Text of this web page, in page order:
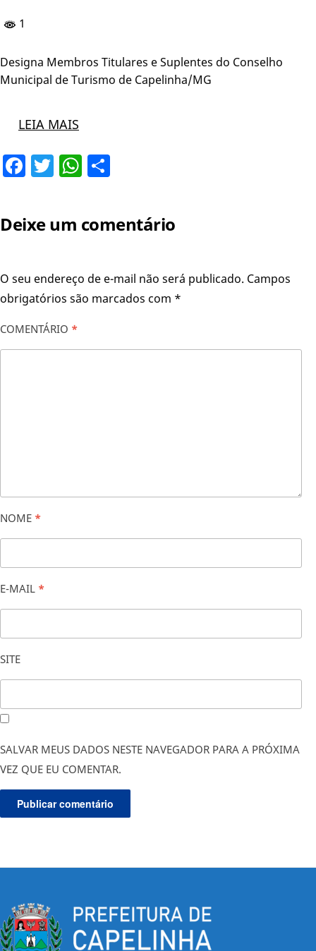
1
Designa Membros Titulares e Suplentes do Conselho
Municipal de Turismo de Capelinha/MG
LEIA MAIS
Facebook
TwitterWhatsApp
Deixe um comentário
O seu endereço de e-mail não será publicado. Campos
obrigatórios são marcados com *
COMENTÁRIO *
NOME *
E-MAIL *
SITE
SALVAR MEUS DADOS NESTE NAVEGADOR PARA A PRÓXIMA
VEZ QUE EU COMENTAR.